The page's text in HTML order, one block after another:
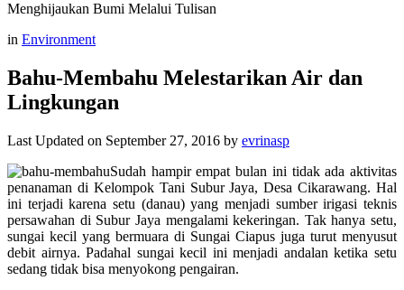
Menghijaukan Bumi Melalui Tulisan
in Environment
Bahu-Membahu Melestarikan Air dan
Lingkungan
Last Updated on September 27, 2016 by evrinasp
Sudah hampir empat bulan ini tidak ada aktivitas
penanaman di Kelompok Tani Subur Jaya, Desa Cikarawang. Hal
ini terjadi karena setu (danau) yang menjadi sumber irigasi teknis
persawahan di Subur Jaya mengalami kekeringan. Tak hanya setu,
sungai kecil yang bermuara di Sungai Ciapus juga turut menyusut
debit airnya. Padahal sungai kecil ini menjadi andalan ketika setu
sedang tidak bisa menyokong pengairan.